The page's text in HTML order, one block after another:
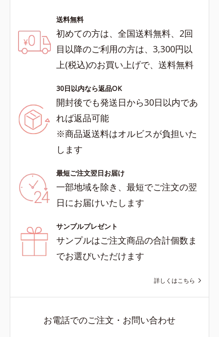
送料無料
初めての方は、全国送料無料、2回
目以降のご利用の方は、3,300円以
上(税込)のお買い上げで、送料無料
30日以内なら返品OK
開封後でも発送日から30日以内であ
れば返品可能
※商品返送料はオルビスが負担いた
します
最短ご注文翌日お届け
一部地域を除き、最短でご注文の翌
日にお届けいたします
サンプルプレゼント
サンプルはご注文商品の合計個数ま
でお選びいただけます
詳しくはこちら
お電話でのご注文・お問い合わせ